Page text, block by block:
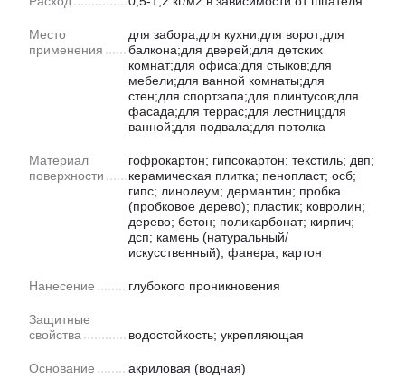
Место
применения
для забора;для кухни;для ворот;для
балкона;для дверей;для детских
комнат;для офиса;для стыков;для
мебели;для ванной комнаты;для
стен;для спортзала;для плинтусов;для
фасада;для террас;для лестниц;для
ванной;для подвала;для потолка
Материал
поверхности
гофрокартон; гипсокартон; текстиль; двп;
керамическая плитка; пенопласт; осб;
гипс; линолеум; дермантин; пробка
(пробковое дерево); пластик; ковролин;
дерево; бетон; поликарбонат; кирпич;
дсп; камень (натуральный/
искусственный); фанера; картон
Нанесение глубокого проникновения
Защитные
свойства
водостойкость; укрепляющая
Основание акриловая (водная)